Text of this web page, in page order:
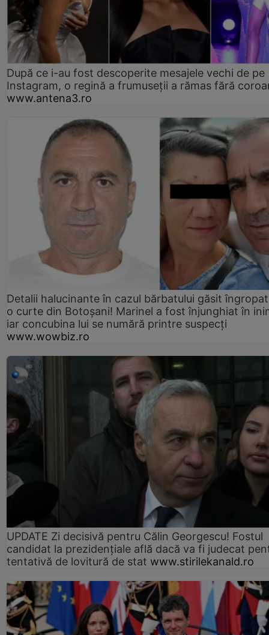
După ce i-au fost descoperite mesajele vechi de pe
Instagram, o regină a frumuseții a rămas fără
www.antena3.ro
Detalii halucinante în cazul bărbatului găsit
o curte din Botoșani! Marinel a fost înjunghiat în
iar concubina lui se numără printre suspecți
www.wowbiz.ro
UPDATE Zi decisivă pentru Călin Georgescu! Fostul
candidat la prezidențiale află dacă va fi judecat
tentativă de lovitură de stat www.stirilekanald.ro